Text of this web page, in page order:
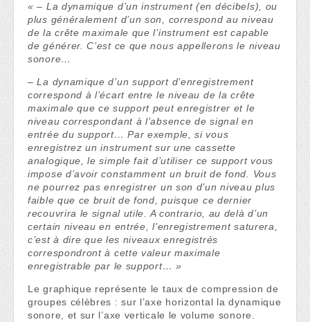
« – La dynamique d’un instrument (en décibels), ou
plus généralement d’un son, correspond au niveau
de la crête maximale que l’instrument est capable
de générer. C’est ce que nous appellerons le niveau
sonore…
– La dynamique d’un support d’enregistrement
correspond à l’écart entre le niveau de la crête
maximale que ce support peut enregistrer et le
niveau correspondant à l’absence de signal en
entrée du support… Par exemple, si vous
enregistrez un instrument sur une cassette
analogique, le simple fait d’utiliser ce support vous
impose d’avoir constamment un bruit de fond. Vous
ne pourrez pas enregistrer un son d’un niveau plus
faible que ce bruit de fond, puisque ce dernier
recouvrira le signal utile. A contrario, au delà d’un
certain niveau en entrée, l’enregistrement saturera,
c’est à dire que les niveaux enregistrés
correspondront à cette valeur maximale
enregistrable par le support… »
Le graphique représente le taux de compression de
groupes célèbres : sur l’axe horizontal la dynamique
sonore, et sur l’axe verticale le volume sonore.